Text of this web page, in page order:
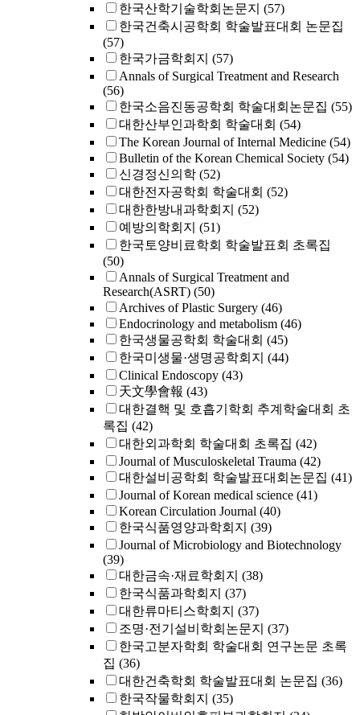
한국산학기술학회논문지 (57)
한국건축시공학회 학술발표대회 논문집
(57)
한국가금학회지 (57)
Annals of Surgical Treatment and Research
(56)
한국소음진동공학회 학술대회논문집 (55)
대한산부인과학회 학술대회 (54)
The Korean Journal of Internal Medicine (54)
Bulletin of the Korean Chemical Society (54)
신경정신의학 (52)
대한전자공학회 학술대회 (52)
대한한방내과학회지 (52)
예방의학회지 (51)
한국토양비료학회 학술발표회 초록집
(50)
Annals of Surgical Treatment and
Research(ASRT) (50)
Archives of Plastic Surgery (46)
Endocrinology and metabolism (46)
한국생물공학회 학술대회 (45)
한국미생물·생명공학회지 (44)
Clinical Endoscopy (43)
天文學會報 (43)
대한결핵 및 호흡기학회 추계학술대회 초
록집 (42)
대한외과학회 학술대회 초록집 (42)
Journal of Musculoskeletal Trauma (42)
대한설비공학회 학술발표대회논문집 (41)
Journal of Korean medical science (41)
Korean Circulation Journal (40)
한국식품영양과학회지 (39)
Journal of Microbiology and Biotechnology
(39)
대한금속·재료학회지 (38)
한국식품과학회지 (37)
대한류마티스학회지 (37)
조명·전기설비학회논문지 (37)
한국고분자학회 학술대회 연구논문 초록
집 (36)
대한건축학회 학술발표대회 논문집 (36)
한국작물학회지 (35)